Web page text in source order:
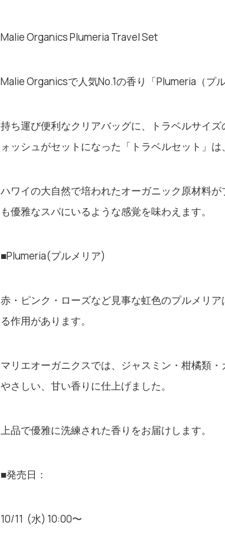
Malie Organics Plumeria Travel Set
Malie Organicsで人気No.1の香り「Plumeria（プ
持ち運び便利なクリアバッグに、トラベルサイ
ォッシュがセットになった「トラベルセット」
ハワイの大自然で培われたオーガニック原材料
も優雅なスパにいるような感覚を味わえます。
■Plumeria(プルメリア)
赤・ピンク・ローズなど見事な虹色のプルメリ
る作用があります。
マリエオーガニクスでは、ジャスミン・柑橘類
やさしい、甘い香りに仕上げました。
上品で優雅に洗練された香りをお届けします。
■発売日：
10/11 (水) 10:00〜